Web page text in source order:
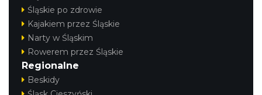
Śląskie po zdrowie
Kajakiem przez Śląskie
Narty w Śląskim
Rowerem przez Śląskie
Regionalne
Beskidy